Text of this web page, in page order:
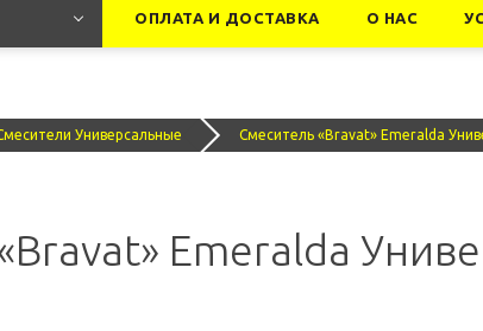
ОПЛАТА И ДОСТАВКА О НАС
Универсальные Смеситель «Bravat» Emeralda
Emeralda